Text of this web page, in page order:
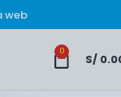
web
0
S/